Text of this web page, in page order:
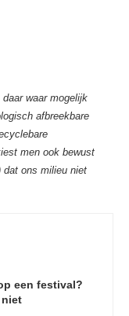
waar mogelijk
afbreekbare
men ook bewust
dat ons milieu niet
een festival?
niet